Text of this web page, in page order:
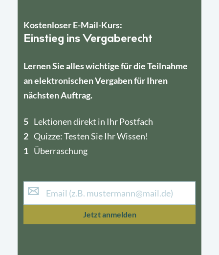
Kostenloser E-Mail-Kurs:
Einstieg ins Vergaberecht
Lernen Sie alles wichtige für die Teilnahme
an elektronischen Vergaben für Ihren
nächsten Auftrag.
5 Lektionen direkt in Ihr Postfach
2 Quizze: Testen Sie Ihr Wissen!
1 Überraschung
4
1
Jetzt anmelden